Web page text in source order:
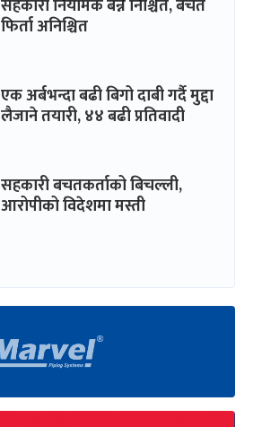
सहकारी नियामक बन्ने निश्चित, बचत
फिर्ता अनिश्चित
एक अर्बभन्दा बढी बिगो दाबी गर्दै मुद्दा
लैजाने तयारी, ४४ बढी प्रतिवादी
सहकारी बचतकर्ताको बिचल्ली,
आरोपीको विदेशमा मस्ती